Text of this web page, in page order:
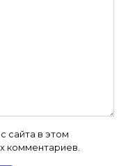
сайта в этом
комментариев.